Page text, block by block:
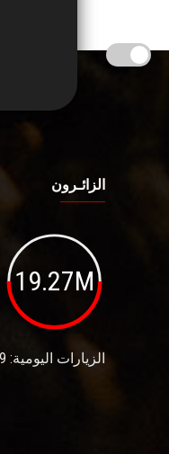
الزائـرون
19.27M
الزيارات اليومية: 639